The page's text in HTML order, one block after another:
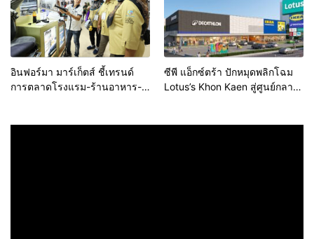
อินฟอร์มา มาร์เก็ตส์ ชี้เทรนด์
การตลาดโรงแรม-ร้านอาหาร-
ซีพี แอ็กซ์ตร้า ปักหมุดพลิกโฉม
Lotus’s Khon Kaen สู่ศูนย์กลาง